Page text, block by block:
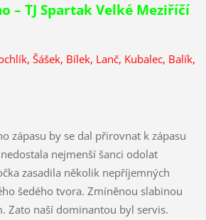
– TJ Spartak Velké Meziříčí
Šášek, Bílek, Lanč, Kubalec, Balík,
zápasu by se dal přirovnat k zápasu
nejmenší šanci odolat
zasadila několik nepříjemných
šedého tvora. Zmíněnou slabinou
Zato naší dominantou byl servis.